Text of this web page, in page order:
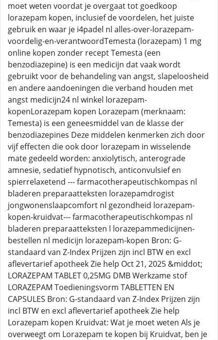
moet weten voordat je overgaat tot goedkoop
lorazepam kopen, inclusief de voordelen, het juiste
gebruik en waar je i4padel nl alles-over-lorazepam-
voordelig-en-verantwoordTemesta (lorazepam) 1 mg
online kopen zonder recept Temesta (een
benzodiazepine) is een medicijn dat vaak wordt
gebruikt voor de behandeling van angst, slapeloosheid
en andere aandoeningen die verband houden met
angst medicijn24 nl winkel lorazepam-
kopenLorazepam kopen Lorazepam (merknaam:
Temesta) is een geneesmiddel van de klasse der
benzodiazepines Deze middelen kenmerken zich door
vijf effecten die ook door lorazepam in wisselende
mate gedeeld worden: anxiolytisch, anterograde
amnesie, sedatief hypnotisch, anticonvulsief en
spierrelaxetend --- farmacotherapeutischkompas nl
bladeren preparaatteksten lorazepamdrogist
jongwonenslaapcomfort nl gezondheid lorazepam-
kopen-kruidvat--- farmacotherapeutischkompas nl
bladeren preparaatteksten l lorazepammedicijnen-
bestellen nl medicijn lorazepam-kopen Bron: G-
standaard van Z-Index Prijzen zijn incl BTW en excl
aflevertarief apotheek Zie help Oct 21, 2025 &middot;
LORAZEPAM TABLET 0,25MG DMB Werkzame stof
LORAZEPAM Toedieningsvorm TABLETTEN EN
CAPSULES Bron: G-standaard van Z-Index Prijzen zijn
incl BTW en excl aflevertarief apotheek Zie help
Lorazepam kopen Kruidvat: Wat je moet weten Als je
overweegt om Lorazepam te kopen bij Kruidvat, ben je